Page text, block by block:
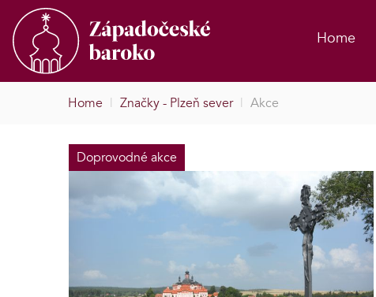
Home
Home | Značky - Plzeň sever | Akce
Doprovodné akce